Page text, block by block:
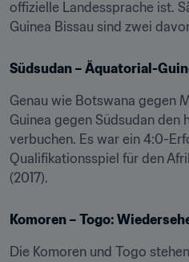
offizielle Landessprache ist.
Guinea Bissau sind zwei
Südsudan – Äquatorial-
Genau wie Botswana gegen
Guinea gegen Südsudan den
verbuchen. Es war ein 4:0-
Qualifikationsspiel für den
(2017).
Komoren – Togo:
Die Komoren und Togo